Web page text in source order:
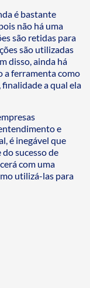
é bastante
não há uma
são retidas para
são utilizadas
disso, ainda há
a ferramenta como
finalidade a qual ela
e
é inegável que
sucesso de
com uma
utilizá-las para